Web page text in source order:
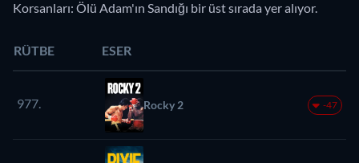
Korsanları: Ölü Adam'ın Sandığı bir üst sırada yer alıyor.
RÜTBE ESER
977. Rocky 2 -47